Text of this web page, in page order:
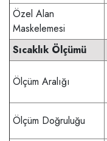
Özel Alan
Maskelemesi
Sıcaklık Ölçümü
Ölçüm Aralığı
Ölçüm Doğruluğu